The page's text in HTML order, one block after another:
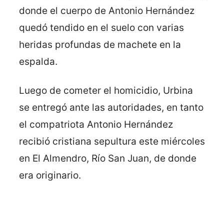
donde el cuerpo de Antonio Hernández
quedó tendido en el suelo con varias
heridas profundas de machete en la
espalda.
Luego de cometer el homicidio, Urbina
se entregó ante las autoridades, en tanto
el compatriota Antonio Hernández
recibió cristiana sepultura este miércoles
en El Almendro, Río San Juan, de donde
era originario.